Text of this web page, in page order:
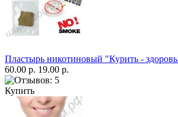
Пластырь никотиновый "Курить -
60.00 р. 19.00 р.
Купить